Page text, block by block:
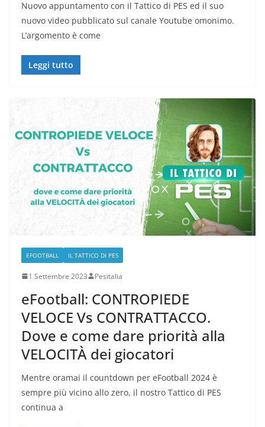
Nuovo appuntamento con il Tattico di PES ed il suo
nuovo video pubblicato sul canale Youtube omonimo.
L’argomento è come
Leggi tutto
EFOOTBALL IL TATTICO DI PES
1 Settembre 2023 Pesitalia
eFootball: CONTROPIEDE
VELOCE Vs CONTRATTACCO.
Dove e come dare priorità alla
VELOCITÀ dei giocatori
Mentre oramai il countdown per eFootball 2024 è
sempre più vicino allo zero, il nostro Tattico di PES
continua a